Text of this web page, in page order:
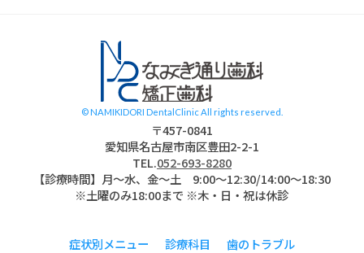
© NAMIKIDORI DentalClinic All rights reserved.
〒457-0841
愛知県名古屋市南区豊田2-2-1
TEL.052-693-8280
【診療時間】月〜水、金～土 9:00〜12:30/14:00～18:30
※土曜のみ18:00まで ※木・日・祝は休診
症状別メニュー 診療科目 歯のトラブル